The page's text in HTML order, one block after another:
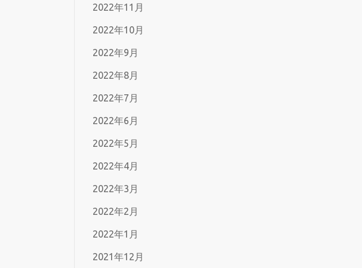
2022年11月
2022年10月
2022年9月
2022年8月
2022年7月
2022年6月
2022年5月
2022年4月
2022年3月
2022年2月
2022年1月
2021年12月